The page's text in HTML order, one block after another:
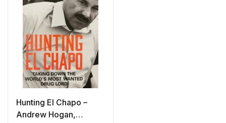
Hunting El Chapo –
Andrew Hogan,